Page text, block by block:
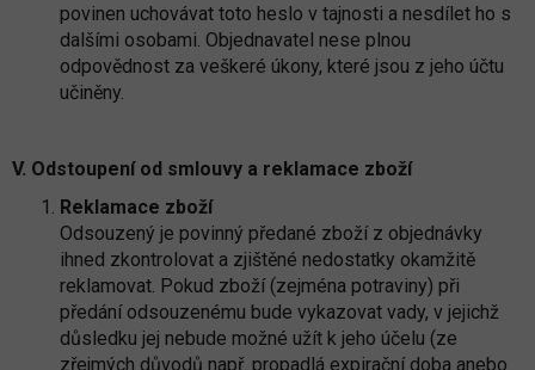
povinen uchovávat toto heslo v tajnosti a nesdílet ho s
dalšími osobami. Objednavatel nese plnou
odpovědnost za veškeré úkony, které jsou z jeho účtu
učiněny.
V. Odstoupení od smlouvy a reklamace zboží
Reklamace zboží
Odsouzený je povinný předané zboží z objednávky
ihned zkontrolovat a zjištěné nedostatky okamžitě
reklamovat. Pokud zboží (zejména potraviny) při
předání odsouzenému bude vykazovat vady, v jejichž
důsledku jej nebude možné užít k jeho účelu (ze
zřejmých důvodů např. propadlá expirační doba anebo